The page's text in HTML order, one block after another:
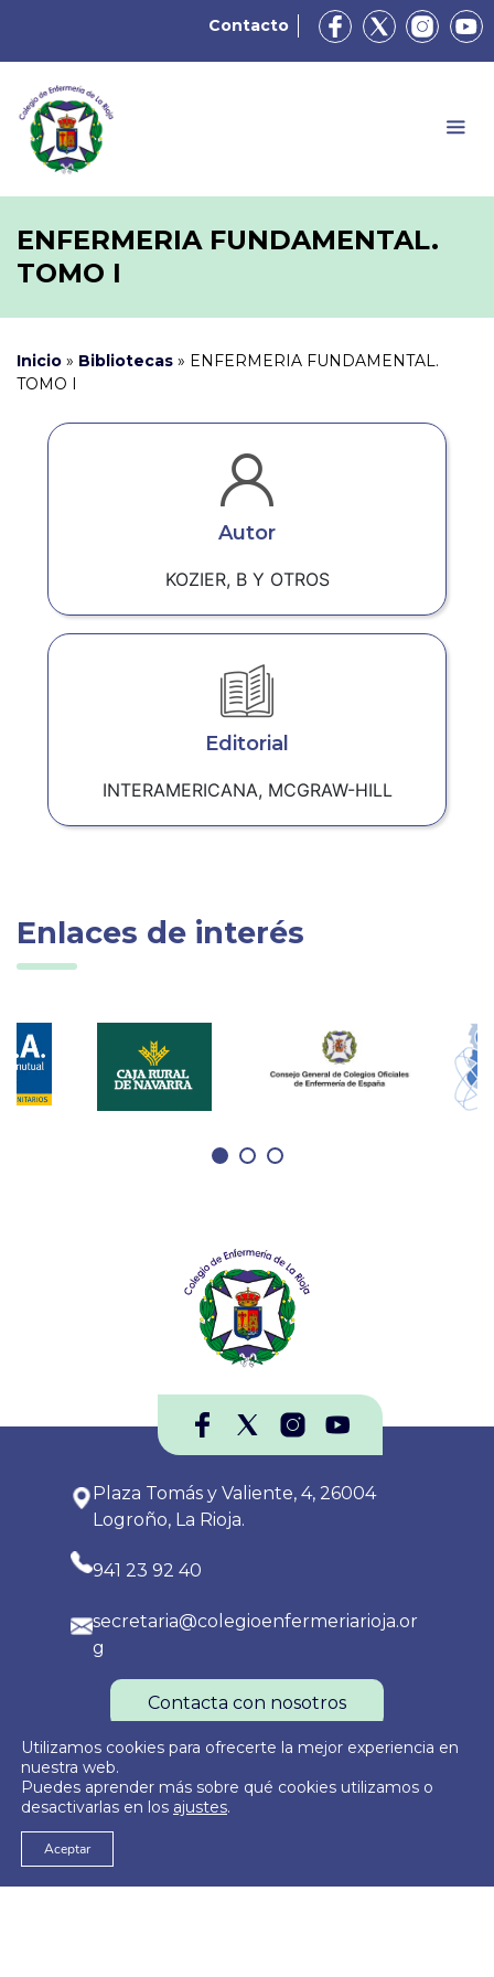
Contacto
ENFERMERIA FUNDAMENTAL.
TOMO I
Inicio » Bibliotecas » ENFERMERIA FUNDAMENTAL.
TOMO I
Autor
KOZIER, B Y OTROS
Editorial
INTERAMERICANA, MCGRAW-HILL
Enlaces de interés
Plaza Tomás y Valiente, 4, 26004
Logroño, La Rioja.
941 23 92 40
secretaria@colegioenfermeriarioja.or
g
Contacta con nosotros
© 2026
Política de Privacidad Política de Cookies
Utilizamos cookies para ofrecerte la mejor experiencia en
nuestra web.
Puedes aprender más sobre qué cookies utilizamos o
desactivarlas en los ajustes.
Aceptar